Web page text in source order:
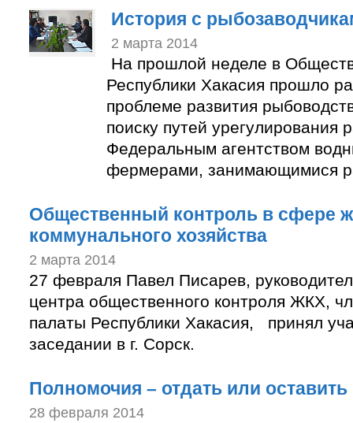
История с
2 марта 2014
На прошлой неделе в
Республики Хакасия прошло
проблеме развития
поиску путей урегулирования
Федеральным агентством
фермерами, занимающимися
Общественный контроль в сфере
коммунального хозяйства
2 марта 2014
27 февраля Павел Писарев,
центра общественного контроля ЖКХ,
палаты Республики Хакасия, принял
заседании в г. Сорск.
Полномочия – отдать или оставить
28 февраля 2014